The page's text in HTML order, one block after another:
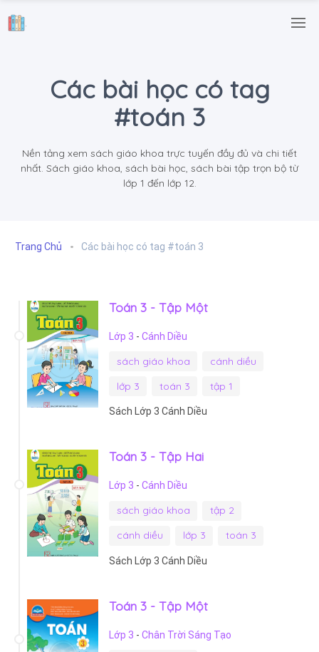
.
Các bài học có tag
#toán 3
Nền tảng xem sách giáo khoa trực tuyến đầy đủ và chi tiết
nhất. Sách giáo khoa, sách bài học, sách bài tập trọn bộ từ
lớp 1 đến lớp 12.
Trang Chủ Các bài học có tag #toán 3
Toán 3 - Tập Một
Lớp 3 - Cánh Diều
sách giáo khoa
cánh diều
lớp 3
toán 3 tập 1
Sách Lớp 3 Cánh Diều
Toán 3 - Tập Hai
Lớp 3 - Cánh Diều
sách giáo khoa
tập 2
cánh diều
lớp 3 toán 3
Sách Lớp 3 Cánh Diều
Toán 3 - Tập Một
Lớp 3 - Chân Trời Sáng Tạo